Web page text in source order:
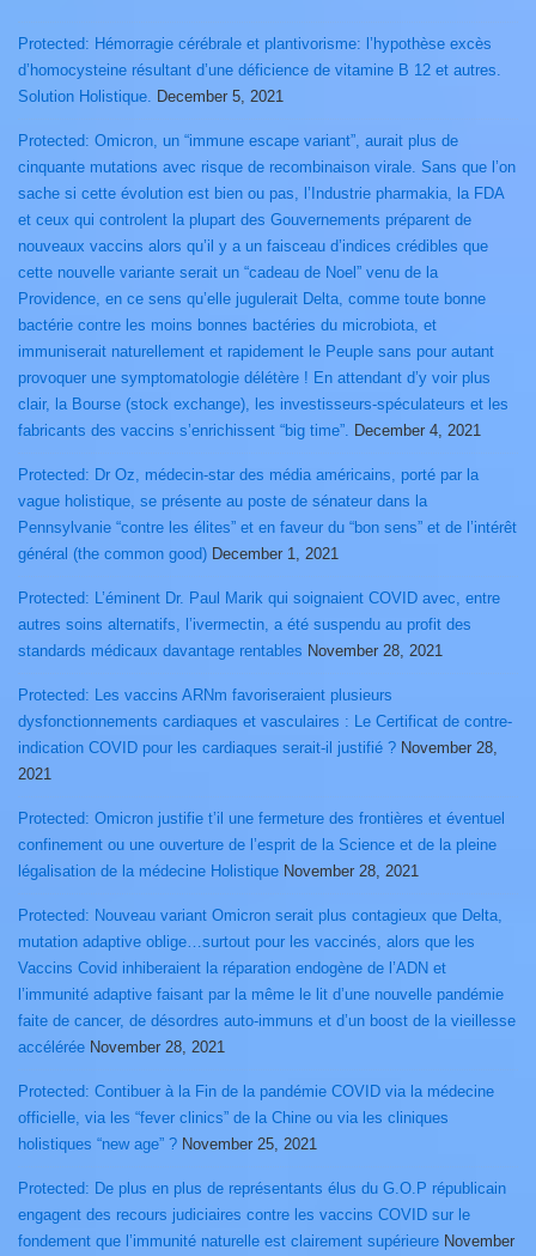
Protected: Hémorragie cérébrale et plantivorisme: l’hypothèse excès
d’homocysteine résultant d’une déficience de vitamine B 12 et autres.
Solution Holistique. December 5, 2021
Protected: Omicron, un “immune escape variant”, aurait plus de
cinquante mutations avec risque de recombinaison virale. Sans que l’on
sache si cette évolution est bien ou pas, l’Industrie pharmakia, la FDA
et ceux qui controlent la plupart des Gouvernements préparent de
nouveaux vaccins alors qu’il y a un faisceau d’indices crédibles que
cette nouvelle variante serait un “cadeau de Noel” venu de la
Providence, en ce sens qu’elle jugulerait Delta, comme toute bonne
bactérie contre les moins bonnes bactéries du microbiota, et
immuniserait naturellement et rapidement le Peuple sans pour autant
provoquer une symptomatologie délétère ! En attendant d’y voir plus
clair, la Bourse (stock exchange), les investisseurs-spéculateurs et les
fabricants des vaccins s’enrichissent “big time”. December 4, 2021
Protected: Dr Oz, médecin-star des média américains, porté par la
vague holistique, se présente au poste de sénateur dans la
Pennsylvanie “contre les élites” et en faveur du “bon sens” et de l’intérêt
général (the common good) December 1, 2021
Protected: L’éminent Dr. Paul Marik qui soignaient COVID avec, entre
autres soins alternatifs, l’ivermectin, a été suspendu au profit des
standards médicaux davantage rentables November 28, 2021
Protected: Les vaccins ARNm favoriseraient plusieurs
dysfonctionnements cardiaques et vasculaires : Le Certificat de contre-
indication COVID pour les cardiaques serait-il justifié ? November 28,
2021
Protected: Omicron justifie t’il une fermeture des frontières et éventuel
confinement ou une ouverture de l’esprit de la Science et de la pleine
légalisation de la médecine Holistique November 28, 2021
Protected: Nouveau variant Omicron serait plus contagieux que Delta,
mutation adaptive oblige…surtout pour les vaccinés, alors que les
Vaccins Covid inhiberaient la réparation endogène de l’ADN et
l’immunité adaptive faisant par la même le lit d’une nouvelle pandémie
faite de cancer, de désordres auto-immuns et d’un boost de la vieillesse
accélérée November 28, 2021
Protected: Contibuer à la Fin de la pandémie COVID via la médecine
officielle, via les “fever clinics” de la Chine ou via les cliniques
holistiques “new age” ? November 25, 2021
Protected: De plus en plus de représentants élus du G.O.P républicain
engagent des recours judiciaires contre les vaccins COVID sur le
fondement que l’immunité naturelle est clairement supérieure November